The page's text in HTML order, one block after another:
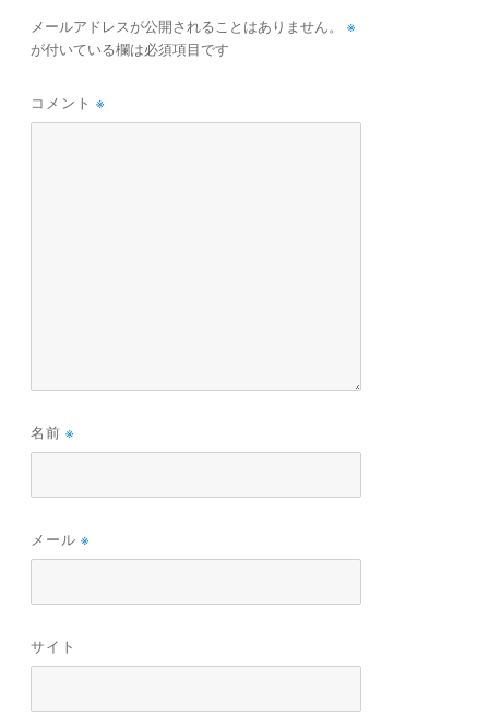
s
メールアドレスが公開されることはありません。 ※
が付いている欄は必須項目です
コメント ※
名前 ※
メール ※
サイト